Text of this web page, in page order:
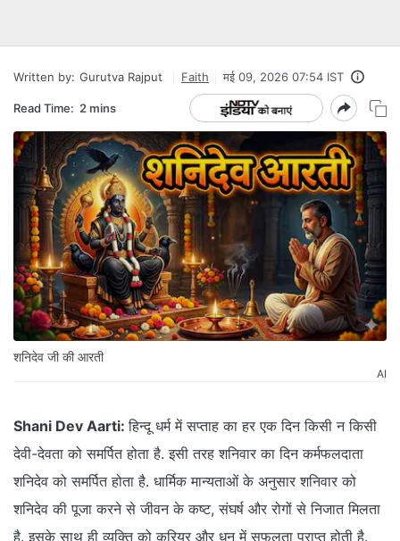
Written by: Gurutva Rajput Faith मई 09, 2026 07:54 IST
Read Time: 2 mins
शनिदेव जी की आरती
AI
Shani Dev Aarti:हिन्दू धर्म में सप्ताह का हर एक दिन किसी न किसी
देवी-देवता को समर्पित होता है. इसी तरह शनिवार का दिन कर्मफलदाता
शनिदेव को समर्पित होता है. धार्मिक मान्यताओं के अनुसार शनिवार को
शनिदेव की पूजा करने से जीवन के कष्ट, संघर्ष और रोगों से निजात मिलता
है. इसके साथ ही व्यक्ति को करियर और धन में सफलता प्राप्त होती है.